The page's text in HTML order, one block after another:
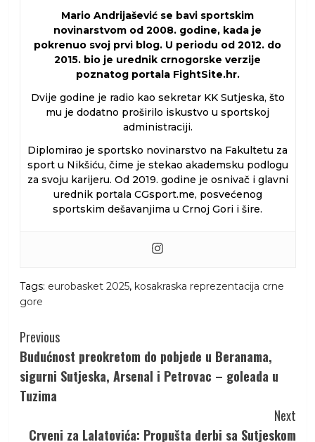
Mario Andrijašević se bavi sportskim
novinarstvom od 2008. godine, kada je
pokrenuo svoj prvi blog. U periodu od 2012. do
2015. bio je urednik crnogorske verzije
poznatog portala FightSite.hr.
Dvije godine je radio kao sekretar KK Sutjeska, što
mu je dodatno proširilo iskustvo u sportskoj
administraciji.
Diplomirao je sportsko novinarstvo na Fakultetu za
sport u Nikšiću, čime je stekao akademsku podlogu
za svoju karijeru. Od 2019. godine je osnivač i glavni
urednik portala CGsport.me, posvećenog
sportskim dešavanjima u Crnoj Gori i šire.
Tags: eurobasket 2025, kosakraska reprezentacija crne
gore
Continue
Reading
Previous
Budućnost preokretom do pobjede u Beranama,
sigurni Sutjeska, Arsenal i Petrovac – goleada u
Tuzima
Next
Crveni za Lalatovića: Propušta derbi sa Sutjeskom